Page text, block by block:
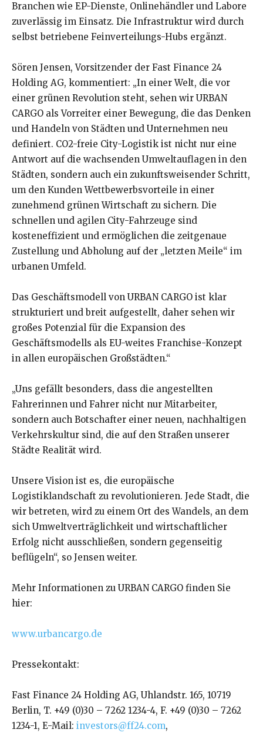
Branchen wie EP-Dienste, Onlinehändler und Labore
zuverlässig im Einsatz. Die Infrastruktur wird durch
selbst betriebene Feinverteilungs-Hubs ergänzt.
Sören Jensen, Vorsitzender der Fast Finance 24
Holding AG, kommentiert: „In einer Welt, die vor
einer grünen Revolution steht, sehen wir URBAN
CARGO als Vorreiter einer Bewegung, die das Denken
und Handeln von Städten und Unternehmen neu
definiert. CO2-freie City-Logistik ist nicht nur eine
Antwort auf die wachsenden Umweltauflagen in den
Städten, sondern auch ein zukunftsweisender Schritt,
um den Kunden Wettbewerbsvorteile in einer
zunehmend grünen Wirtschaft zu sichern. Die
schnellen und agilen City-Fahrzeuge sind
kosteneffizient und ermöglichen die zeitgenaue
Zustellung und Abholung auf der „letzten Meile“ im
urbanen Umfeld.
Das Geschäftsmodell von URBAN CARGO ist klar
strukturiert und breit aufgestellt, daher sehen wir
großes Potenzial für die Expansion des
Geschäftsmodells als EU-weites Franchise-Konzept
in allen europäischen Großstädten.“
„Uns gefällt besonders, dass die angestellten
Fahrerinnen und Fahrer nicht nur Mitarbeiter,
sondern auch Botschafter einer neuen, nachhaltigen
Verkehrskultur sind, die auf den Straßen unserer
Städte Realität wird.
Unsere Vision ist es, die europäische
Logistiklandschaft zu revolutionieren. Jede Stadt, die
wir betreten, wird zu einem Ort des Wandels, an dem
sich Umweltverträglichkeit und wirtschaftlicher
Erfolg nicht ausschließen, sondern gegenseitig
beflügeln“, so Jensen weiter.
Mehr Informationen zu URBAN CARGO finden Sie
hier:
www.urbancargo.de
Pressekontakt:
Fast Finance 24 Holding AG, Uhlandstr. 165, 10719
Berlin, T. +49 (0)30 – 7262 1234-4, F. +49 (0)30 – 7262
1234-1, E-Mail: investors@ff24.com,